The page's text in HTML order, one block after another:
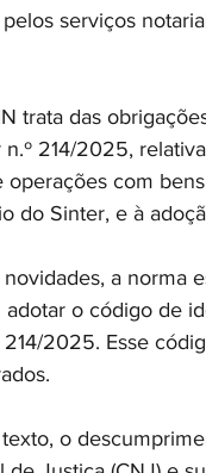
serviços
trata das
214/2025,
com
do Sinter, e à
a norma
o código de
2025. Esse
o